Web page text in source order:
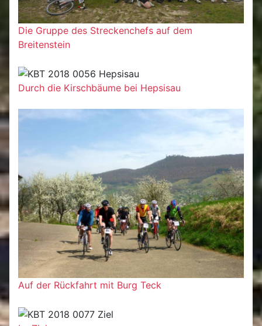
Die Gruppe des Streckenchefs auf dem
Breitenstein
Durch die Kirschbäume bei Hepsisau
Auf der Rückfahrt mit Burg Teck